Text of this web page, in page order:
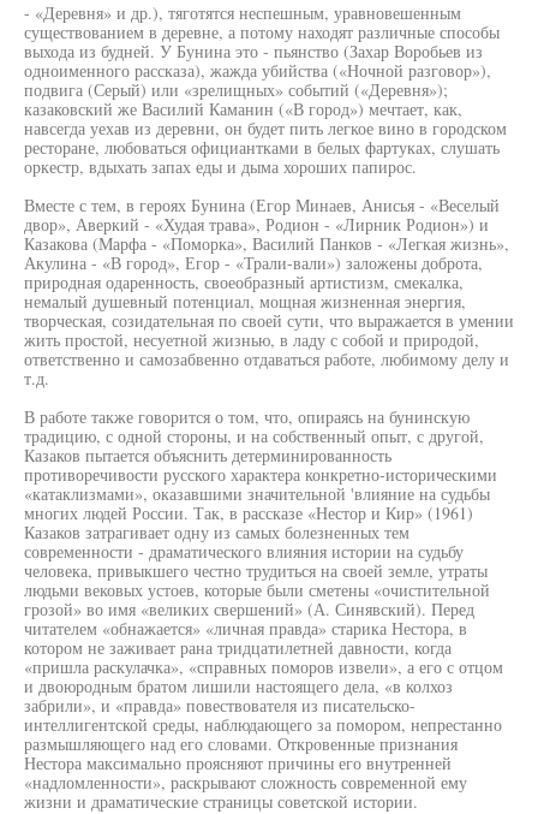
- «Деревня» и др.), тяготятся неспешным, уравновешенным
существованием в деревне, а потому находят различные способы
выхода из будней. У Бунина это - пьянство (Захар Воробьев из
одноименного рассказа), жажда убийства («Ночной разговор»),
подвига (Серый) или «зрелищных» событий («Деревня»);
казаковский же Василий Каманин («В город») мечтает, как,
навсегда уехав из деревни, он будет пить легкое вино в городском
ресторане, любоваться официантками в белых фартуках, слушать
оркестр, вдыхать запах еды и дыма хороших папирос.
Вместе с тем, в героях Бунина (Егор Минаев, Анисья - «Веселый
двор», Аверкий - «Худая трава», Родион - «Лирник Родион») и
Казакова (Марфа - «Поморка», Василий Панков - «Легкая жизнь»,
Акулина - «В город», Егор - «Трали-вали») заложены доброта,
природная одаренность, своеобразный артистизм, смекалка,
немалый душевный потенциал, мощная жизненная энергия,
творческая, созидательная по своей сути, что выражается в умении
жить простой, несуетной жизнью, в ладу с собой и природой,
ответственно и самозабвенно отдаваться работе, любимому делу и
т.д.
В работе также говорится о том, что, опираясь на бунинскую
традицию, с одной стороны, и на собственный опыт, с другой,
Казаков пытается объяснить детерминированность
противоречивости русского характера конкретно-историческими
«катаклизмами», оказавшими значительной 'влияние на судьбы
многих людей России. Так, в рассказе «Нестор и Кир» (1961)
Казаков затрагивает одну из самых болезненных тем
современности - драматического влияния истории на судьбу
человека, привыкшего честно трудиться на своей земле, утраты
людьми вековых устоев, которые были сметены «очистительной
грозой» во имя «великих свершений» (А. Синявский). Перед
читателем «обнажается» «личная правда» старика Нестора, в
котором не заживает рана тридцатилетней давности, когда
«пришла раскулачка», «справных поморов извели», а его с отцом
и двоюродным братом лишили настоящего дела, «в колхоз
забрили», и «правда» повествователя из писательско-
интеллигентской среды, наблюдающего за помором, непрестанно
размышляющего над его словами. Откровенные признания
Нестора максимально проясняют причины его внутренней
«надломленности», раскрывают сложность современной ему
жизни и драматические страницы советской истории.